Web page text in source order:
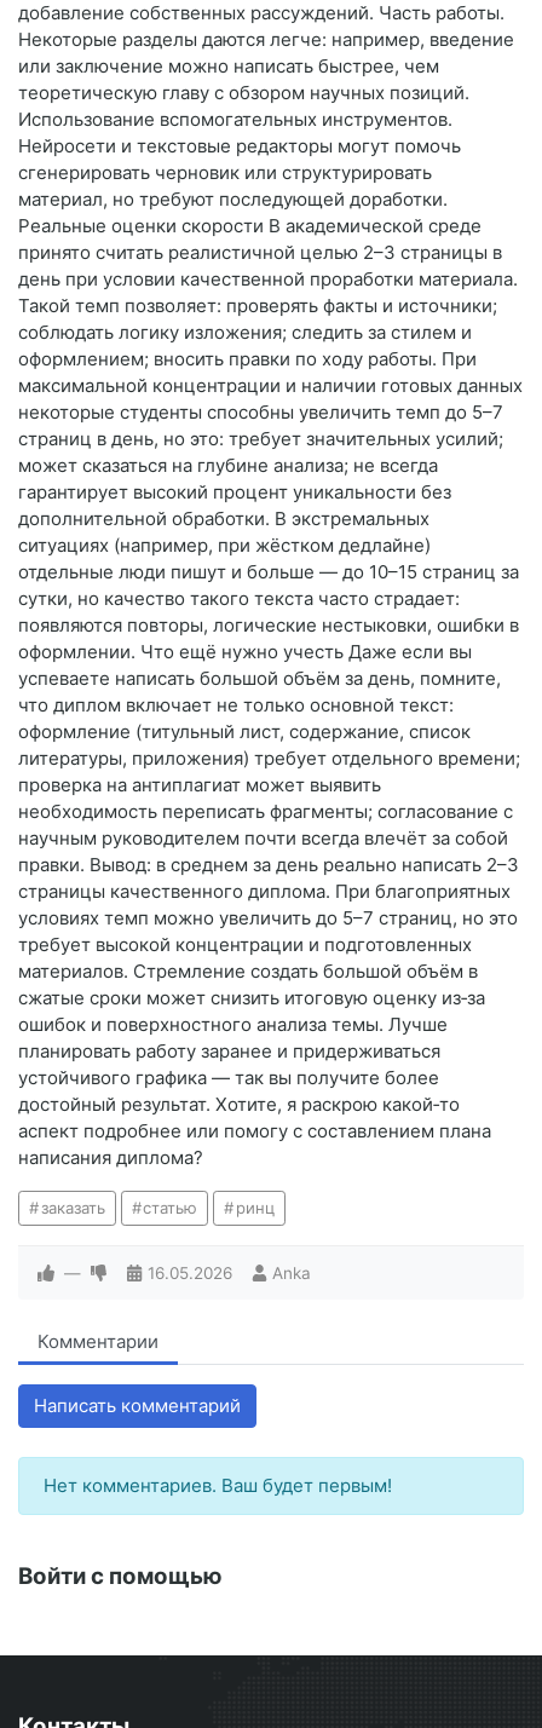
добавление собственных рассуждений. Часть работы.
Некоторые разделы даются легче: например, введение
или заключение можно написать быстрее, чем
теоретическую главу с обзором научных позиций.
Использование вспомогательных инструментов.
Нейросети и текстовые редакторы могут помочь
сгенерировать черновик или структурировать
материал, но требуют последующей доработки.
Реальные оценки скорости В академической среде
принято считать реалистичной целью 2–3 страницы в
день при условии качественной проработки материала.
Такой темп позволяет: проверять факты и источники;
соблюдать логику изложения; следить за стилем и
оформлением; вносить правки по ходу работы. При
максимальной концентрации и наличии готовых данных
некоторые студенты способны увеличить темп до 5–7
страниц в день, но это: требует значительных усилий;
может сказаться на глубине анализа; не всегда
гарантирует высокий процент уникальности без
дополнительной обработки. В экстремальных
ситуациях (например, при жёстком дедлайне)
отдельные люди пишут и больше — до 10–15 страниц за
сутки, но качество такого текста часто страдает:
появляются повторы, логические нестыковки, ошибки в
оформлении. Что ещё нужно учесть Даже если вы
успеваете написать большой объём за день, помните,
что диплом включает не только основной текст:
оформление (титульный лист, содержание, список
литературы, приложения) требует отдельного времени;
проверка на антиплагиат может выявить
необходимость переписать фрагменты; согласование с
научным руководителем почти всегда влечёт за собой
правки. Вывод: в среднем за день реально написать 2–3
страницы качественного диплома. При благоприятных
условиях темп можно увеличить до 5–7 страниц, но это
требует высокой концентрации и подготовленных
материалов. Стремление создать большой объём в
сжатые сроки может снизить итоговую оценку из‑за
ошибок и поверхностного анализа темы. Лучше
планировать работу заранее и придерживаться
устойчивого графика — так вы получите более
достойный результат. Хотите, я раскрою какой‑то
аспект подробнее или помогу с составлением плана
написания диплома?
заказать статью ринц
— 16.05.2026 Anka
Комментарии
Написать комментарий
Нет комментариев. Ваш будет первым!
Войти с помощью